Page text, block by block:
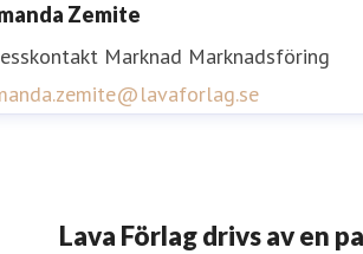
Zemite
Marknad Marknadsföring
Lava Förlag drivs av en